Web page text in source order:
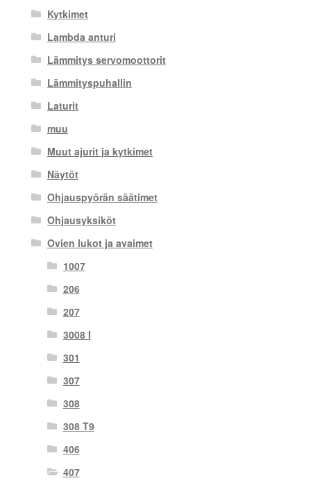
Kytkimet
Lambda anturi
Lämmitys servomoottorit
Lämmityspuhallin
Laturit
muu
Muut ajurit ja kytkimet
Näytöt
Ohjauspyörän säätimet
Ohjausyksiköt
Ovien lukot ja avaimet
1007
206
207
3008 I
301
307
308
308 T9
406
407